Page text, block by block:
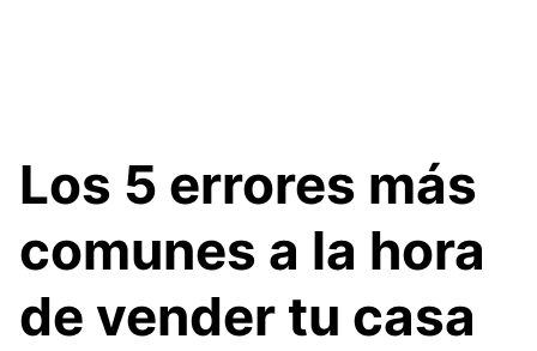
Los 5 errores más
comunes a la hora
de vender tu casa